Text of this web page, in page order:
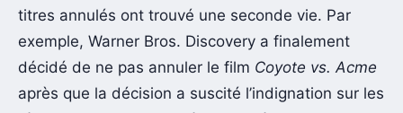
titres annulés ont trouvé une seconde vie. Par
exemple, Warner Bros. Discovery a finalement
décidé de ne pas annuler le film Coyote vs. Acme
après que la décision a suscité l’indignation sur les